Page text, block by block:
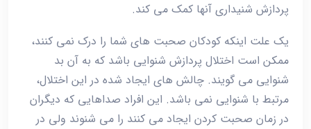
پردازش شنیداری آنها کمک می کند.
یک علت اینکه کودکان صحبت های شما را درک نمی کنند،
ممکن است اختلال پردازش شنوایی باشد که به آن بد
شنوایی می گویند. چالش های ایجاد شده در این اختلال،
مرتبط با شنوایی نمی باشد. این افراد صداهایی که دیگران
در زمان صحبت کردن ایجاد می کنند را می شنوند ولی در